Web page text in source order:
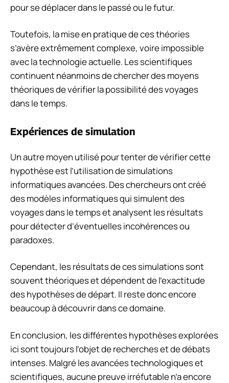
pour se déplacer dans le passé ou le futur.
Toutefois, la mise en pratique de ces théories
s’avère extrêmement complexe, voire impossible
avec la technologie actuelle. Les scientifiques
continuent néanmoins de chercher des moyens
théoriques de vérifier la possibilité des voyages
dans le temps.
Expériences de simulation
Un autre moyen utilisé pour tenter de vérifier cette
hypothèse est l’utilisation de simulations
informatiques avancées. Des chercheurs ont créé
des modèles informatiques qui simulent des
voyages dans le temps et analysent les résultats
pour détecter d’éventuelles incohérences ou
paradoxes.
Cependant, les résultats de ces simulations sont
souvent théoriques et dépendent de l’exactitude
des hypothèses de départ. Il reste donc encore
beaucoup à découvrir dans ce domaine.
En conclusion, les différentes hypothèses explorées
ici sont toujours l’objet de recherches et de débats
intenses. Malgré les avancées technologiques et
scientifiques, aucune preuve irréfutable n’a encore